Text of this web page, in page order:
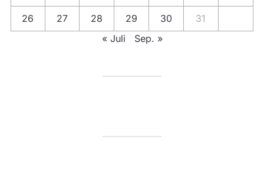
26 27 28 29 30
31
« Juli
Sep. »